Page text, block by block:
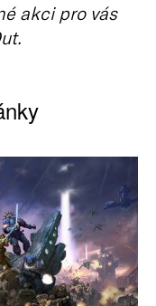
akci pro vás